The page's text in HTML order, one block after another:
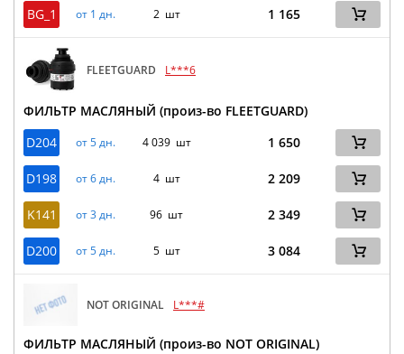
BG_1
от 1 дн. 2 шт 1 165
FLEETGUARD L***6
ФИЛЬТР МАСЛЯНЫЙ (произ-во FLEETGUARD)
D204
от 5 дн. 4 039 шт 1 650
D198 от 6 дн. 4 шт 2 209
K141 от 3 дн. 96 шт 2 349
D200 от 5 дн. 5 шт 3 084
NOT ORIGINAL L***#
ФИЛЬТР МАСЛЯНЫЙ (произ-во NOT ORIGINAL)